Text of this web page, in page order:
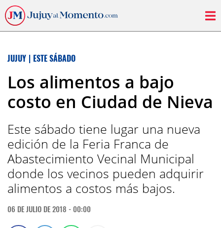
JUJUY | ESTE SÁBADO
Los alimentos a bajo
costo en Ciudad de Nieva
Este sábado tiene lugar una nueva
edición de la Feria Franca de
Abastecimiento Vecinal Municipal
donde los vecinos pueden adquirir
alimentos a costos más bajos.
06 DE JULIO DE 2018 - 00:00